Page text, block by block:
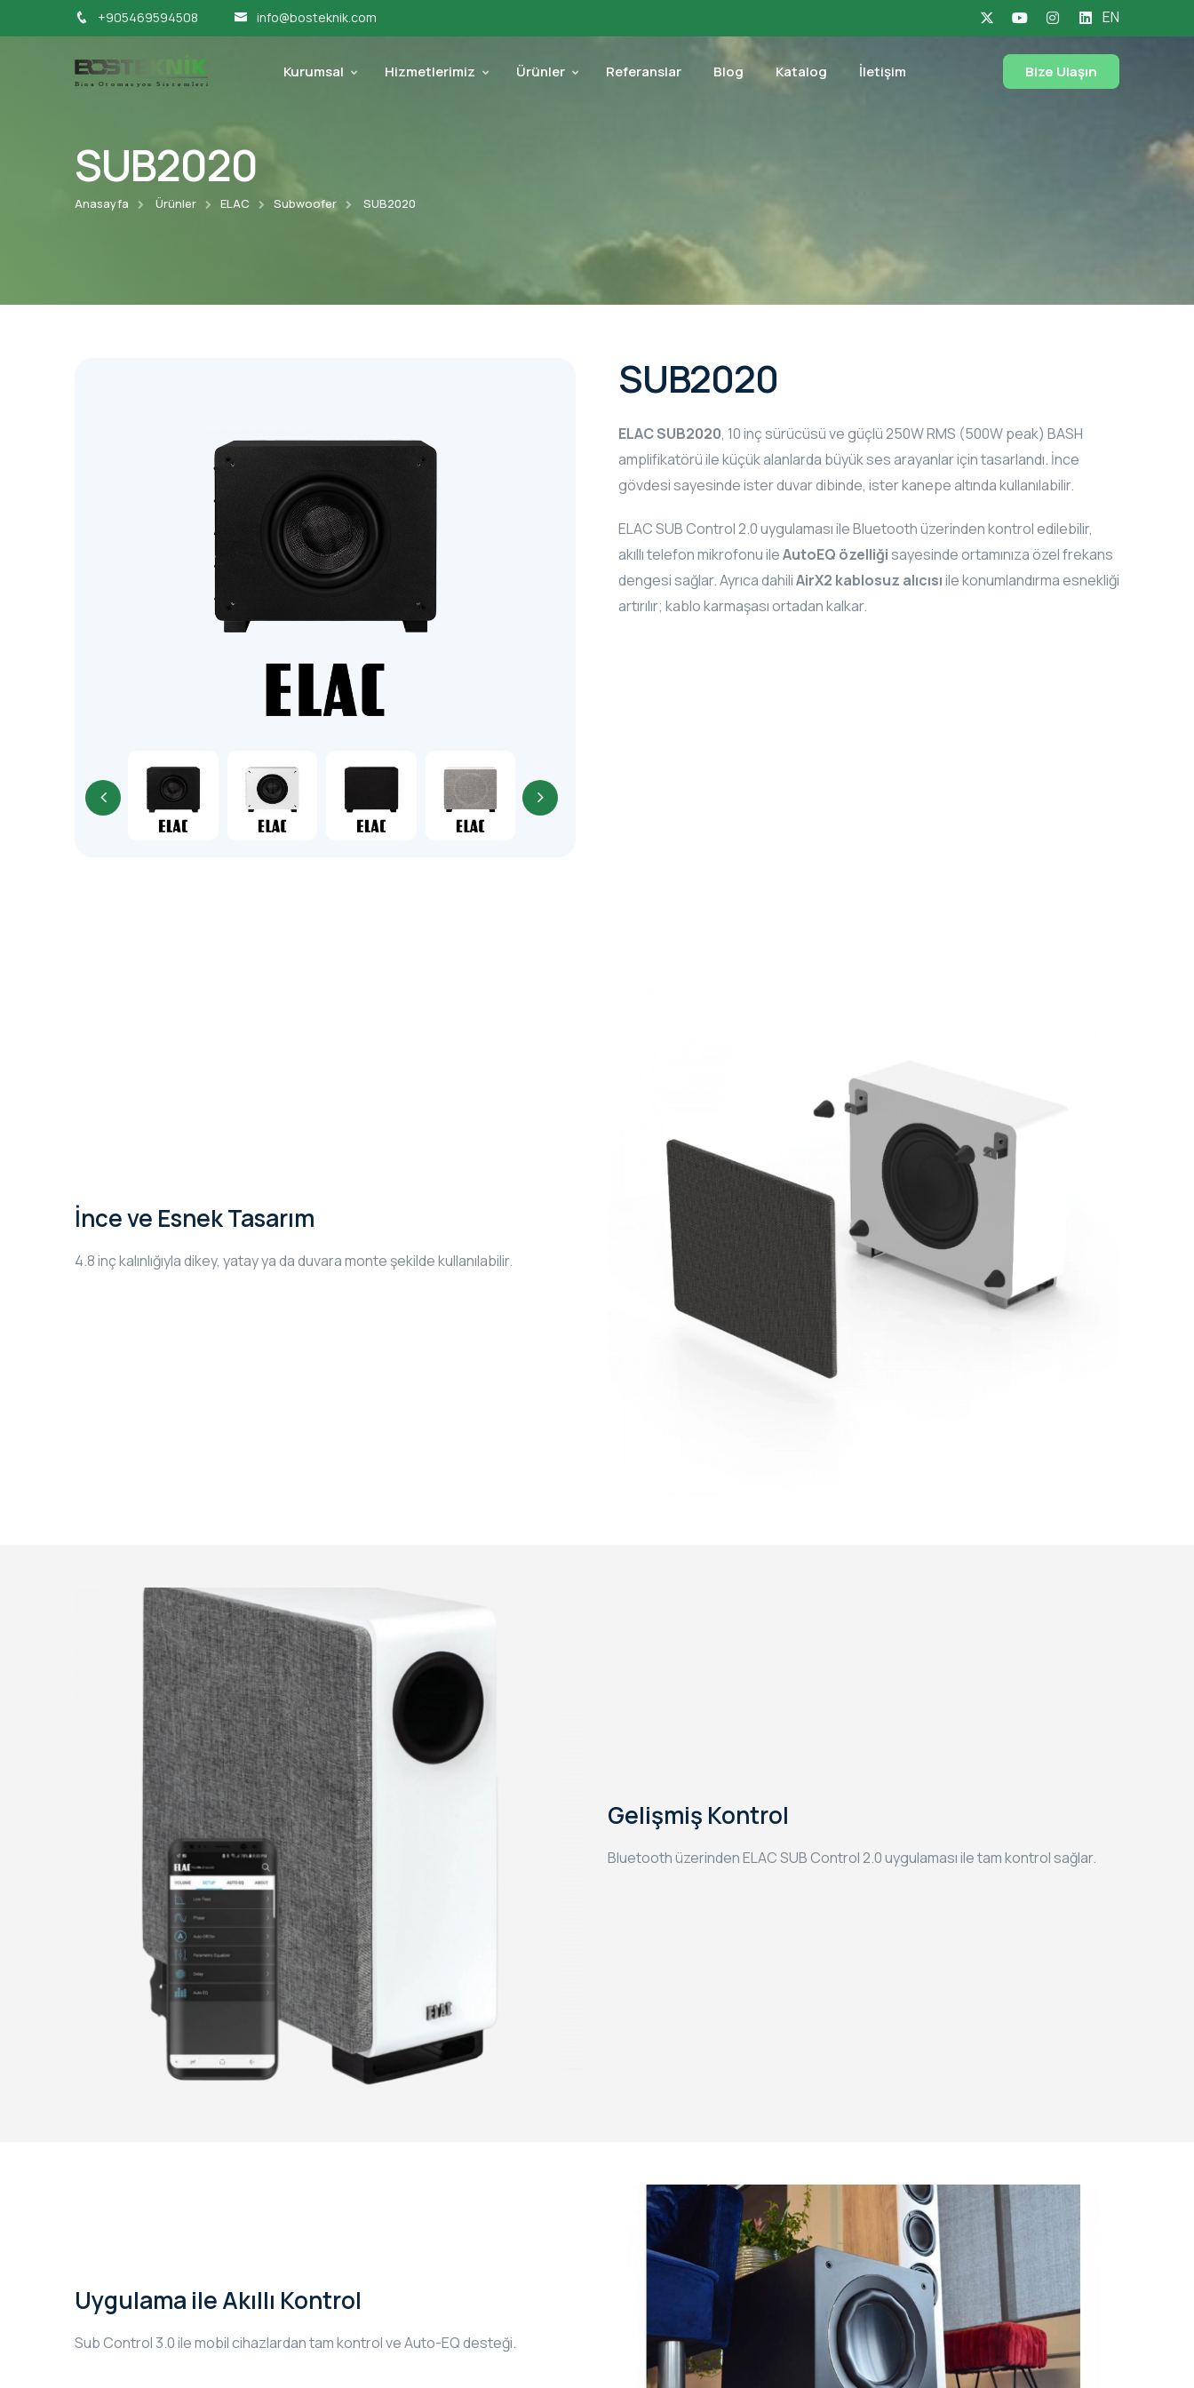
+905469594508 info@bosteknik.com EN
Kurumsal Hizmetlerimiz Ürünler Referanslar Blog Katalog İletişim Bize Ulaşın
SUB2020
Anasayfa Ürünler ELAC Subwoofer SUB2020
SUB2020
ELAC SUB2020, 10 inç sürücüsü ve güçlü 250W RMS (500W peak) BASH
amplifikatörü ile küçük alanlarda büyük ses arayanlar için tasarlandı. İnce
gövdesi sayesinde ister duvar dibinde, ister kanepe altında kullanılabilir.
ELAC SUB Control 2.0 uygulaması ile Bluetooth üzerinden kontrol edilebilir,
akıllı telefon mikrofonu ileAutoEQ özelliğisayesinde ortamınıza özel frekans
dengesi sağlar. Ayrıca dahiliAirX2 kablosuz alıcısıile konumlandırma esnekliği
artırılır; kablo karmaşası ortadan kalkar.
İnce ve Esnek Tasarım
4.8 inç kalınlığıyla dikey, yatay ya da duvara monte şekilde kullanılabilir.
Gelişmiş Kontrol
Bluetooth üzerinden ELAC SUB Control 2.0 uygulaması ile tam kontrol sağlar.
Uygulama ile Akıllı Kontrol
Sub Control 3.0 ile mobil cihazlardan tam kontrol ve Auto-EQ desteği.